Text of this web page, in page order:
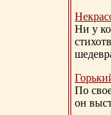
Ни у
По
он